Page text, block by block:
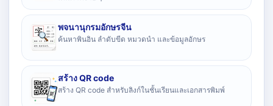
พจนานุกรมอักษรจีน
ค้นหาพินอิน ลำดับขีด หมวดนำ และข้อมูลอักษร
สร้าง QR code
สร้าง QR code สำหรับลิงก์ในชั้นเรียนและเอกสารพิมพ์